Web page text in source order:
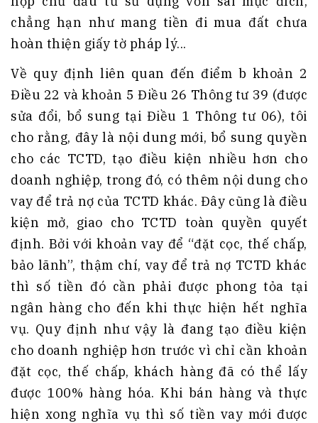
chẳng hạn như mang tiền đi mua đất chưa
hoàn thiện giấy tờ pháp lý...
Về quy định liên quan đến điểm b khoản 2
Điều 22 và khoản 5 Điều 26 Thông tư 39 (được
sửa đổi, bổ sung tại Điều 1 Thông tư 06), tôi
cho rằng, đây là nội dung mới, bổ sung quyền
cho các TCTD, tạo điều kiện nhiều hơn cho
doanh nghiệp, trong đó, có thêm nội dung cho
vay để trả nợ của TCTD khác. Đây cũng là điều
kiện mở, giao cho TCTD toàn quyền quyết
định. Bởi với khoản vay để “đặt cọc, thế chấp,
bảo lãnh”, thậm chí, vay để trả nợ TCTD khác
thì số tiền đó cần phải được phong tỏa tại
ngân hàng cho đến khi thực hiện hết nghĩa
vụ. Quy định như vậy là đang tạo điều kiện
cho doanh nghiệp hơn trước vì chỉ cần khoản
đặt cọc, thế chấp, khách hàng đã có thể lấy
được 100% hàng hóa. Khi bán hàng và thực
hiện xong nghĩa vụ thì số tiền vay mới được